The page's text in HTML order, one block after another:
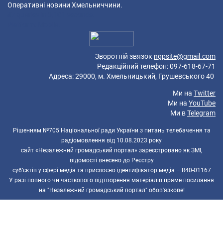
Оперативні новини Хмельниччини.
Зворотній звязок ngpsite@gmail.com
Редакційний телефон: 097-618-67-71
Адреса: 29000, м. Хмельницький, Грушевського 40
Ми на Twitter
Ми на YouTube
Ми вTelegram
Рішенням №705 Національної ради України з питань телебачення та
радіомовлення від 10.08.2023 року
сайт «Незалежний громадський портал» зареєстровано як ЗМІ,
відомості внесено до Реєстру
суб’єктів у сфері медіа та присвоєно ідентифікатор медіа – R40-01167
У разі повного чи часткового відтворення матеріалів пряме посилання
на "Незалежний громадський портал" обов'язкове!